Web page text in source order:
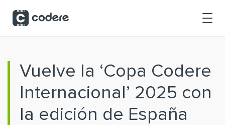
Vuelve la ‘Copa Codere
Internacional’ 2025 con
la edición de España